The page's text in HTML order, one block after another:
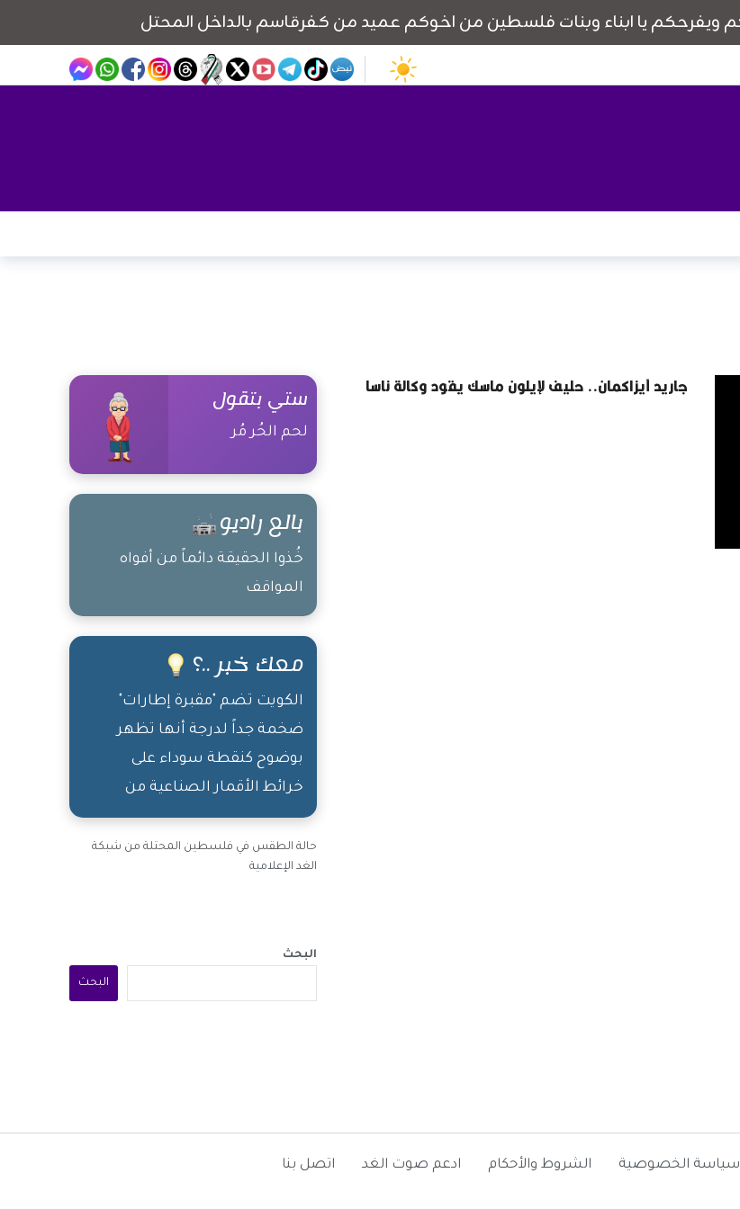
جاريد آيزاكمان.. حليف لإيلون ماسك يقود وكالة ناسا ستي بتقول
لحم الحُر مُر
بالع راديو
خُذوا الحقيقة دائماً من أفواه
المواقف
معك خبر ..؟
الكويت تضم "مقبرة إطارات"
ضخمة جداً لدرجة أنها تظهر
بوضوح كنقطة سوداء على
خرائط الأقمار الصناعية من
الفضاء
حالة الطقس في فلسطين المحتلة من شبكة
الغد الإعلامية
البحث
البحث
سياسة الخصوصية الشروط والأحكام ادعم صوت الغد اتصل بنا